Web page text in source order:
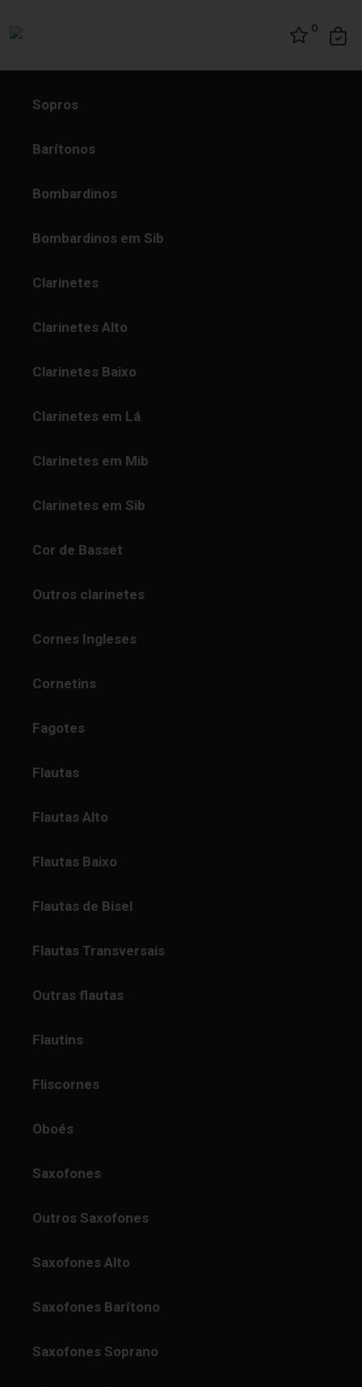
0
Sopros
Barítonos
Bombardinos
Bombardinos em Sib
Clarinetes
Clarinetes Alto
Clarinetes Baixo
Clarinetes em Lá
Clarinetes em Mib
Clarinetes em Sib
Cor de Basset
Outros clarinetes
Cornes Ingleses
Cornetins
Fagotes
Flautas
Flautas Alto
Flautas Baixo
Flautas de Bisel
Flautas Transversais
Outras flautas
Flautins
Fliscornes
Oboés
Saxofones
Outros Saxofones
Saxofones Alto
Saxofones Barítono
Saxofones Soprano